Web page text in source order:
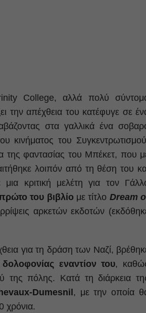
College, αλλά πολύ
την απέχθεια του κατέφυγε σε
στα γαλλικά ένα
κινήματος του
της φαντασίας του Μπέκετ, που
λοιπόν από τη θέση του
κριτική μελέτη για τον
του βιβλίο με τίτλο Dream
αρκετών εκδοτών
για τη δράση των Ναζί,
εναντίον του,
της πόλης. Κατά τη διάρκεια
Dumesnil , με την οποία
χρόνια.